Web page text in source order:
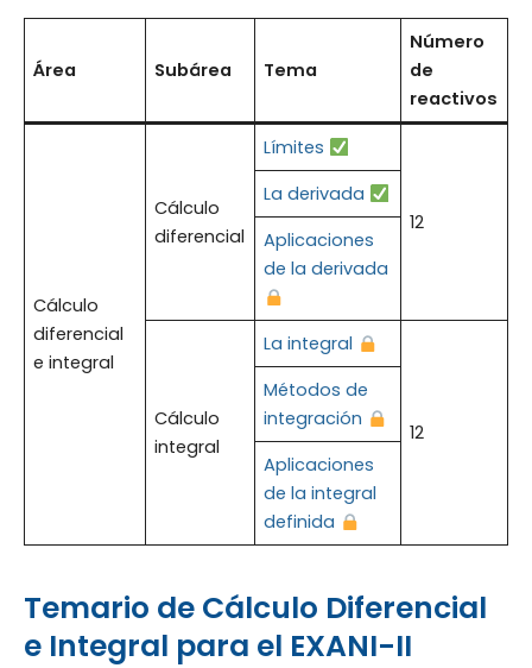
Área Subárea Tema
Número
de
reactivos
Cálculo
diferencial
e integral
Cálculo
diferencial
Límites
12
La derivada
Aplicaciones
de la derivada
Cálculo
integral
La integral
12
Métodos de
integración
Aplicaciones
de la integral
definida
Temario de Cálculo Diferencial
e Integral para el EXANI-II